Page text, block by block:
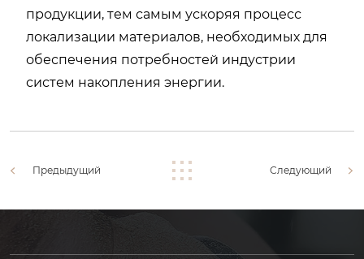
продукции, тем самым ускоряя процесс
локализации материалов, необходимых для
обеспечения потребностей индустрии
систем накопления энергии.
Предыдущий Следующий